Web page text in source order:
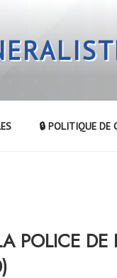
🔒 POLITIQUE DE
POLICE DE